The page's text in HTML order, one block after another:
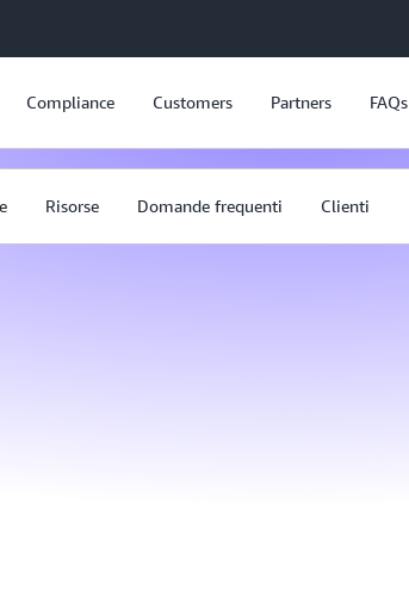
Compliance Customers Partners FAQs
Risorse Domande frequenti Clienti